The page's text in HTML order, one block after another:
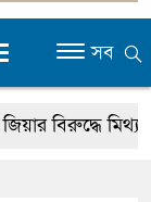
সব
বিরুদ্ধে মিথ্যা